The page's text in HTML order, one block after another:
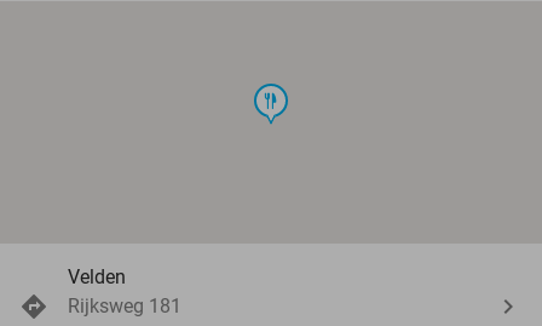
food
Velden
Rijksweg 181